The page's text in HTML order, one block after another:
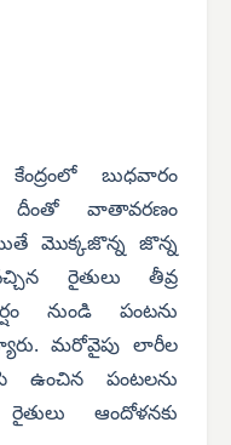
బుధవారం
దీంతో వాతావరణం
మొక్కజొన్న జొన్న
రైతులు తీవ్ర
నుండి పంటను
మరోవైపు లారీల
ఉంచిన పంటలను
ఆందోళనకు